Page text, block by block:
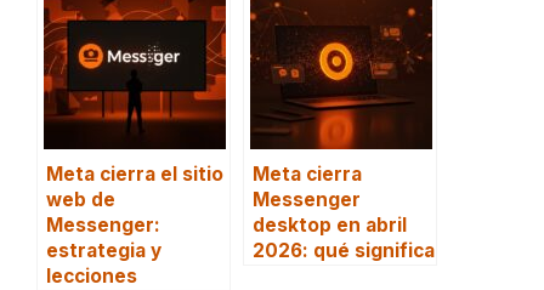
Meta cierra el sitio
web de
Messenger:
estrategia y
lecciones
Meta cierra
Messenger
desktop en abril
2026: qué significa